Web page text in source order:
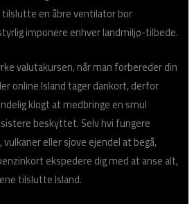
tilslutte en åbre ventilator bor
imponere enhver landmiljø-tilbede.
valutakursen, når man forbereder din
online Island tager dankort, derfor
klogt at medbringe en smul
beskyttet. Selv hvi fungere
eller sjove ejendel at begå,
ekspedere dig med at anse alt,
tilslutte Island.